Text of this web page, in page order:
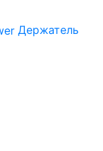
Держатель